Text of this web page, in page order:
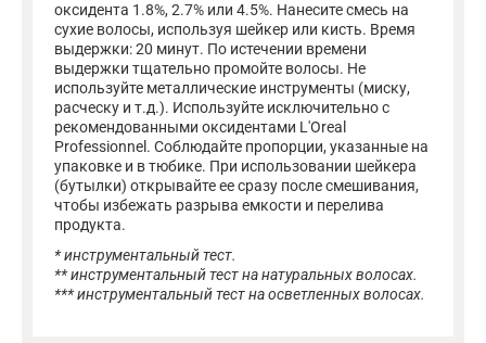
оксидента 1.8%, 2.7% или 4.5%. Нанесите смесь на
сухие волосы, используя шейкер или кисть. Время
выдержки: 20 минут. По истечении времени
выдержки тщательно промойте волосы. Не
используйте металлические инструменты (миску,
расческу и т.д.). Используйте исключительно с
рекомендованными оксидентами L'Oreal
Professionnel. Соблюдайте пропорции, указанные на
упаковке и в тюбике. При использовании шейкера
(бутылки) открывайте ее сразу после смешивания,
чтобы избежать разрыва емкости и перелива
продукта.
* инструментальный тест.
** инструментальный тест на натуральных волосах.
*** инструментальный тест на осветленных волосах.